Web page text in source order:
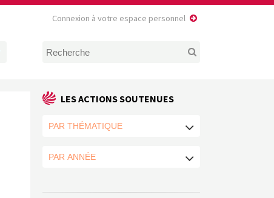
Connexion à votre espace personnel
LES ACTIONS SOUTENUES